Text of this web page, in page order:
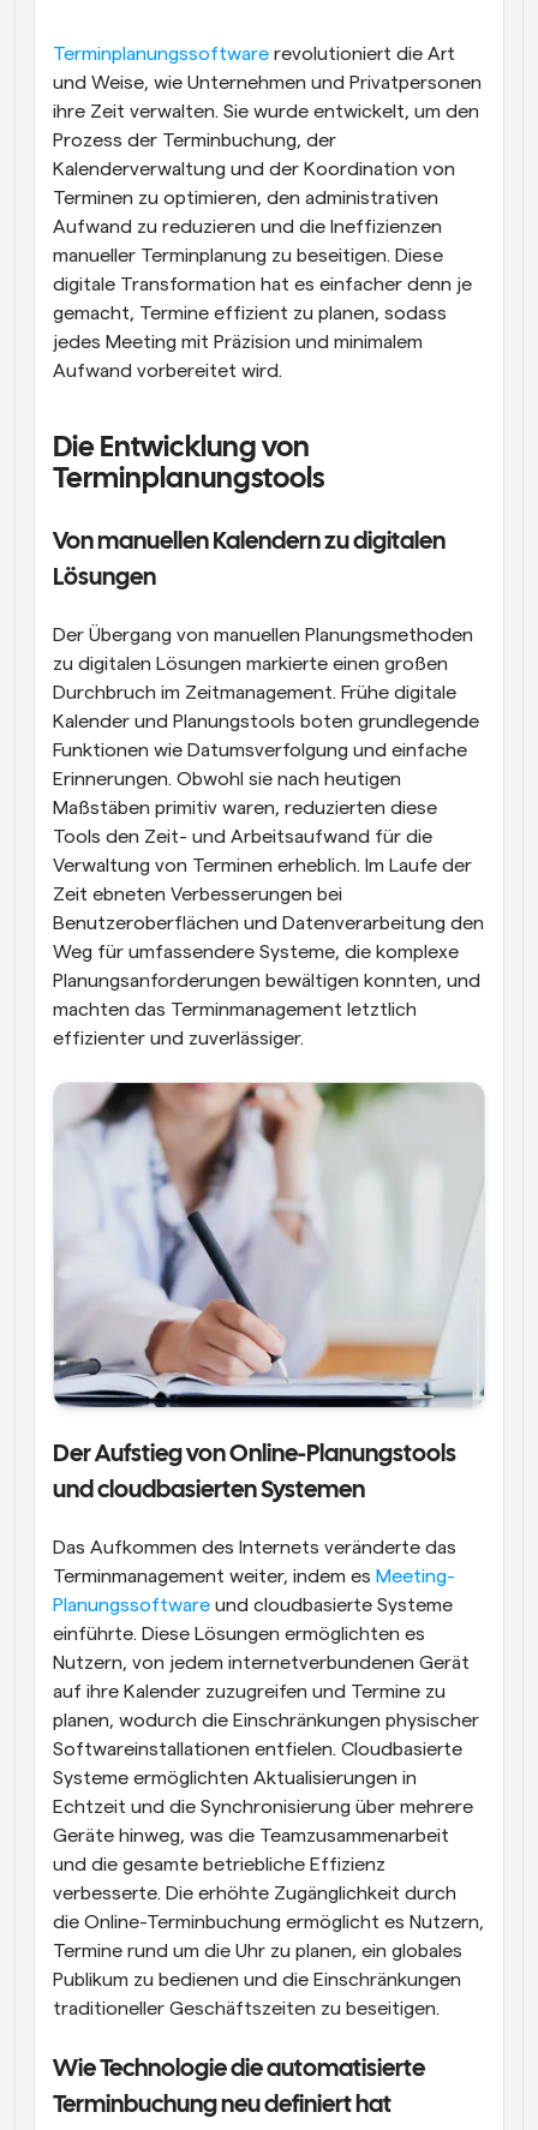
Automatisieren Sie die Planung und Erinnerungen
Blog
Bleiben Sie auf dem Laufenden über die neuesten
Nachrichten und Updates.
Sofortige Besprechungen
Treffen Sie sich in wenigen Minuten mit Kunden
Nahtlos Meetings mit mehreren Personen buchen
Webhooks
Terminplanungssoftware revolutioniert die Art
und Weise, wie Unternehmen und Privatpersonen
ihre Zeit verwalten. Sie wurde entwickelt, um den
Prozess der Terminbuchung, der
Kalenderverwaltung und der Koordination von
Terminen zu optimieren, den administrativen
Aufwand zu reduzieren und die Ineffizienzen
manueller Terminplanung zu beseitigen. Diese
digitale Transformation hat es einfacher denn je
gemacht, Termine effizient zu planen, sodass
jedes Meeting mit Präzision und minimalem
Aufwand vorbereitet wird.
Die Entwicklung von
Terminplanungstools
Von manuellen Kalendern zu digitalen
Lösungen
Der Übergang von manuellen Planungsmethoden
zu digitalen Lösungen markierte einen großen
Durchbruch im Zeitmanagement. Frühe digitale
Kalender und Planungstools boten grundlegende
Funktionen wie Datumsverfolgung und einfache
Erinnerungen. Obwohl sie nach heutigen
Maßstäben primitiv waren, reduzierten diese
Tools den Zeit- und Arbeitsaufwand für die
Verwaltung von Terminen erheblich. Im Laufe der
Zeit ebneten Verbesserungen bei
Benutzeroberflächen und Datenverarbeitung den
Weg für umfassendere Systeme, die komplexe
Planungsanforderungen bewältigen konnten, und
machten das Terminmanagement letztlich
effizienter und zuverlässiger.
Der Aufstieg von Online-Planungstools
und cloudbasierten Systemen
Das Aufkommen des Internets veränderte das
Terminmanagement weiter, indem es Meeting-
Planungssoftware und cloudbasierte Systeme
einführte. Diese Lösungen ermöglichten es
Nutzern, von jedem internetverbundenen Gerät
auf ihre Kalender zuzugreifen und Termine zu
planen, wodurch die Einschränkungen physischer
Softwareinstallationen entfielen. Cloudbasierte
Systeme ermöglichten Aktualisierungen in
Echtzeit und die Synchronisierung über mehrere
Geräte hinweg, was die Teamzusammenarbeit
und die gesamte betriebliche Effizienz
verbesserte. Die erhöhte Zugänglichkeit durch
die Online-Terminbuchung ermöglicht es Nutzern,
Termine rund um die Uhr zu planen, ein globales
Publikum zu bedienen und die Einschränkungen
traditioneller Geschäftszeiten zu beseitigen.
Wie Technologie die automatisierte
Terminbuchung neu definiert hat